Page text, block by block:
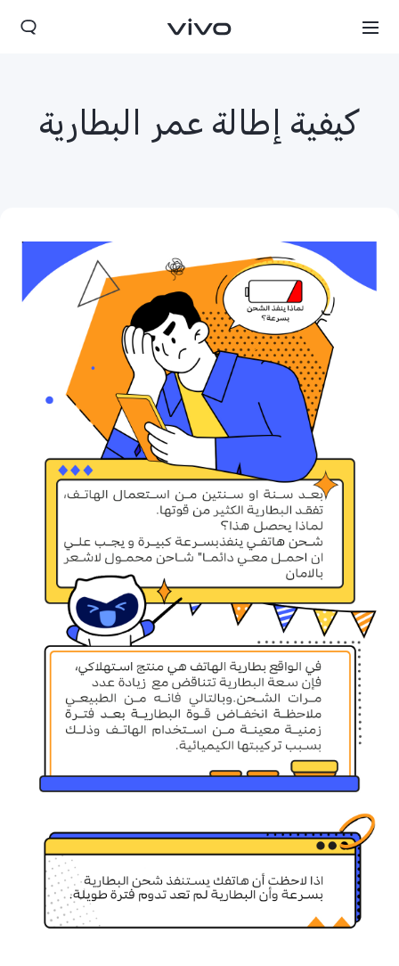
Egypt | حدد البلد/المنطقة
كيفية إطالة عمر البطارية